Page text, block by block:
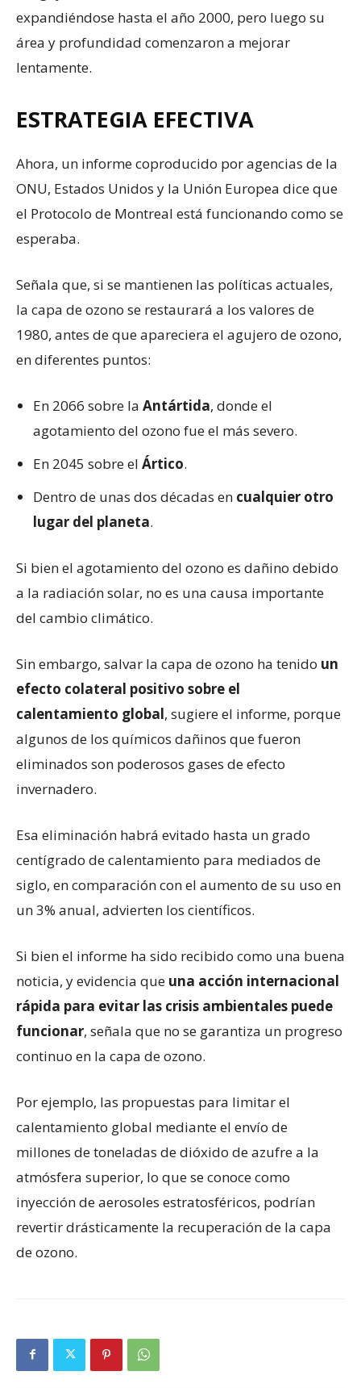
expandiéndose hasta el año 2000, pero luego su
área y profundidad comenzaron a mejorar
lentamente.
ESTRATEGIA EFECTIVA
Ahora, un informe coproducido por agencias de la
ONU, Estados Unidos y la Unión Europea dice que
el Protocolo de Montreal está funcionando como se
esperaba.
Señala que, si se mantienen las políticas actuales,
la capa de ozono se restaurará a los valores de
1980, antes de que apareciera el agujero de ozono,
en diferentes puntos:
En 2066 sobre la Antártida, donde el
agotamiento del ozono fue el más severo.
En 2045 sobre el Ártico.
Dentro de unas dos décadas en cualquier otro
lugar del planeta.
Si bien el agotamiento del ozono es dañino debido
a la radiación solar, no es una causa importante
del cambio climático.
Sin embargo, salvar la capa de ozono ha tenido un
efecto colateral positivo sobre el
calentamiento global, sugiere el informe, porque
algunos de los químicos dañinos que fueron
eliminados son poderosos gases de efecto
invernadero.
Esa eliminación habrá evitado hasta un grado
centígrado de calentamiento para mediados de
siglo, en comparación con el aumento de su uso en
un 3% anual, advierten los científicos.
Si bien el informe ha sido recibido como una buena
noticia, y evidencia que una acción internacional
rápida para evitar las crisis ambientales puede
funcionar, señala que no se garantiza un progreso
continuo en la capa de ozono.
Por ejemplo, las propuestas para limitar el
calentamiento global mediante el envío de
millones de toneladas de dióxido de azufre a la
atmósfera superior, lo que se conoce como
inyección de aerosoles estratosféricos, podrían
revertir drásticamente la recuperación de la capa
de ozono.